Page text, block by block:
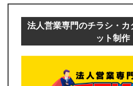
法人営業専門のチラシ・
ット制作